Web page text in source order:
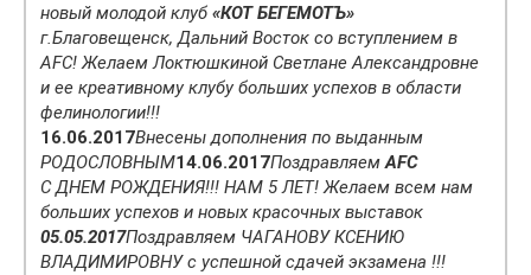
новый молодой клуб «КОТ БЕГЕМОТЪ»
г.Благовещенск, Дальний Восток со вступлением в
AFC! Желаем Локтюшкиной Светлане Александровне
и ее креативному клубу больших успехов в области
фелинологии!!!
16.06.2017Внесены дополнения по выданным
РОДОСЛОВНЫМ14.06.2017ПоздравляемAFC
C ДНЕМ РОЖДЕНИЯ!!! НАМ 5 ЛЕТ! Желаем всем нам
больших успехов и новых красочных выставок
05.05.2017Поздравляем ЧАГАНОВУ КСЕНИЮ
ВЛАДИМИРОВНУ с успешной сдачей экзамена !!!